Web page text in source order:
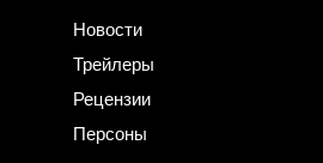
Новости
Трейлеры
Рецензии
Персоны